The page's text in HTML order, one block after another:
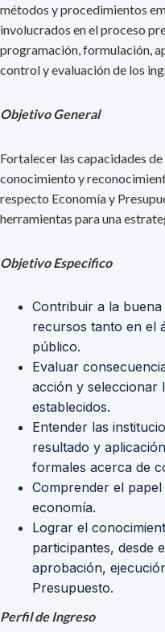
métodos y procedimientos
involucrados en el proceso
programación, formulación,
control y evaluación de los
Objetivo General
Fortalecer las capacidades
conocimiento y
respecto Economía y
herramientas para una
Objetivo Especifico
Contribuir a la buena
recursos tanto en el
público.
Evaluar
acción y seleccionar
establecidos.
Entender las
resultado y
formales acerca de
Comprender el
economía.
Lograr el
participantes, desde
aprobación,
Presupuesto.
Perfil de Ingreso